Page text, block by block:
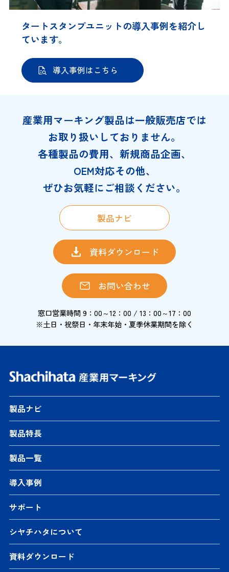
タートスタンプユニットの導入事例を紹介し
ています。
導入事例はこちら
産業用マーキング製品は一般販売店では
お取り扱いしておりません。
各種製品の費用、新規商品企画、
OEM対応その他、
ぜひお気軽にご相談ください。
製品ナビ
資料ダウンロード
お問い合わせ
窓口営業時間 9：00～12：00 / 13：00～17：00
※土日・祝祭日・年末年始・夏季休業期間を除く
製品ナビ
製品特長
製品一覧
導入事例
サポート
シヤチハタについて
資料ダウンロード